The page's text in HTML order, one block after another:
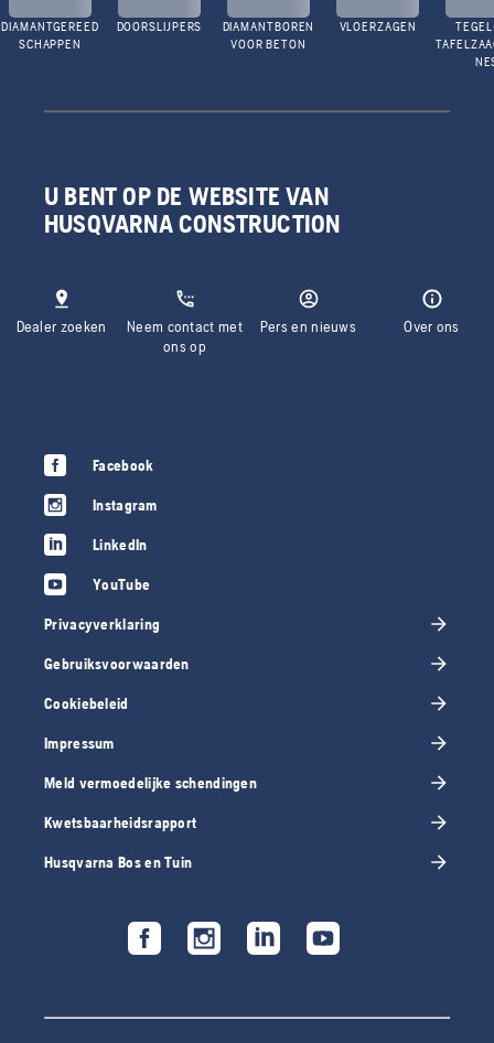
DIAMANTGEREED
SCHAPPEN
DOORSLIJPERS
DIAMANTBOREN
VOOR BETON
VLOERZAGEN
U BENT OP DE WEBSITE VAN
HUSQVARNA CONSTRUCTION
Dealer zoeken
Neem contact met
ons op
Pers en nieuws Over ons
Facebook
Instagram
LinkedIn
YouTube
Privacyverklaring
Gebruiksvoorwaarden
Cookiebeleid
Impressum
Meld vermoedelijke schendingen
Kwetsbaarheidsrapport
Husqvarna Bos en Tuin